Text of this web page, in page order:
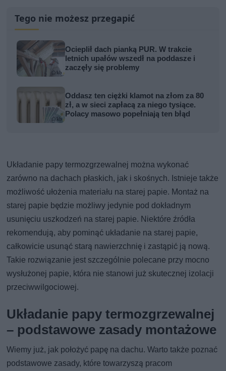
Tego nie możesz przegapić
Ocieplił dach pianką PUR. W trakcie
letnich upałów wszedł na poddasze i
zaczęły się problemy
Oddasz ten ciężki klamot na złom za 80
zł, a w sieci zapłacą za niego tysiące.
Polacy masowo popełniają ten błąd
Układanie papy termozgrzewalnej można wykonać
zarówno na dachach płaskich, jak i skośnych. Istnieje także
możliwość ułożenia materiału na starej papie. Montaż na
starej papie będzie możliwy jedynie pod dokładnym
usunięciu uszkodzeń na starej papie. Niektóre źródła
rekomendują, aby pominąć układanie na starej papie,
całkowicie usunąć starą nawierzchnię i zastąpić ją nową.
Takie rozwiązanie jest szczególnie polecane przy mocno
wysłużonej papie, która nie stanowi już skutecznej izolacji
przeciwwilgociowej.
Układanie papy termozgrzewalnej
– podstawowe zasady montażowe
Wiemy już, jak położyć papę na dachu. Warto także poznać
podstawowe zasady, które towarzyszą pracom